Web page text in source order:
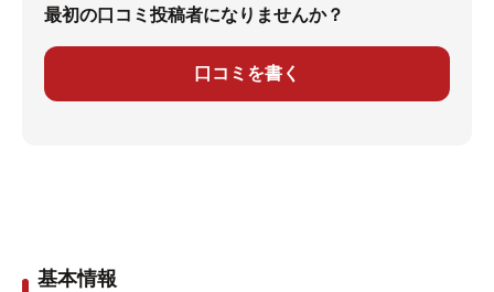
最初の口コミ投稿者になりませんか？
口コミを書く
基本情報